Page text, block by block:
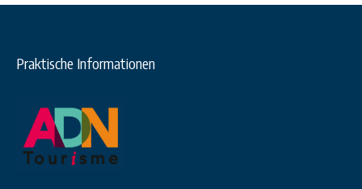
Praktische Informationen